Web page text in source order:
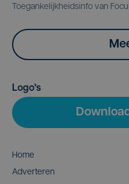
Toegankelijkheidsinfo van
Logo's
Home
Adverteren